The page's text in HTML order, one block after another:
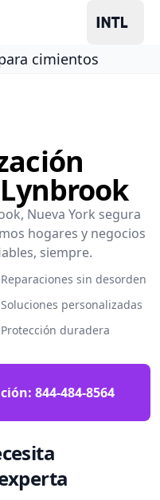
cimientos
Nueva York segura
hogares y negocios
siempre.
Reparaciones sin desorden
Soluciones personalizadas
Protección duradera
844-484-8564